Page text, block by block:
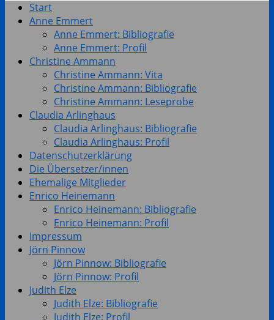
Start
Anne Emmert
Anne Emmert: Bibliografie
Anne Emmert: Profil
Christine Ammann
Christine Ammann: Vita
Christine Ammann: Bibliografie
Christine Ammann: Leseprobe
Claudia Arlinghaus
Claudia Arlinghaus: Bibliografie
Claudia Arlinghaus: Profil
Datenschutzerklärung
Die Übersetzer/innen
Ehemalige Mitglieder
Enrico Heinemann
Enrico Heinemann: Bibliografie
Enrico Heinemann: Profil
Impressum
Jörn Pinnow
Jörn Pinnow: Bibliografie
Jörn Pinnow: Profil
Judith Elze
Judith Elze: Bibliografie
Judith Elze: Profil